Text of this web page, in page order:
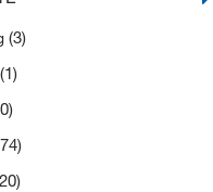
Scientific Alfa Aesar
Scientific Maybridge
(3)
Research Chemicals
(3)
(1)